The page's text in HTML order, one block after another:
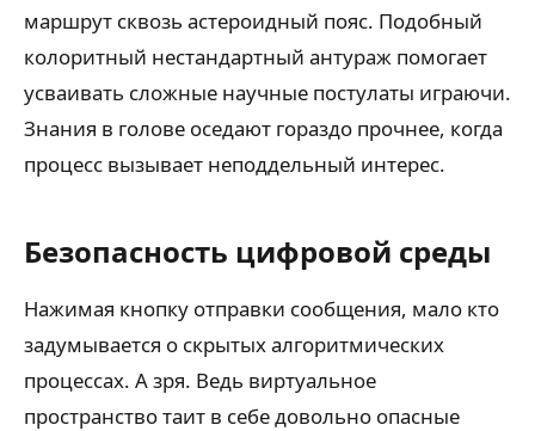
маршрут сквозь астероидный пояс. Подобный
колоритный нестандартный антураж помогает
усваивать сложные научные постулаты играючи.
Знания в голове оседают гораздо прочнее, когда
процесс вызывает неподдельный интерес.
Безопасность цифровой среды
Нажимая кнопку отправки сообщения, мало кто
задумывается о скрытых алгоритмических
процессах. А зря. Ведь виртуальное
пространство таит в себе довольно опасные